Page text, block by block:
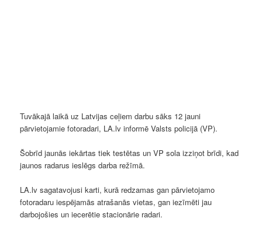
Tuvākajā laikā uz Latvijas ceļiem darbu sāks 12 jauni
pārvietojamie fotoradari, LA.lv informē Valsts policijā (VP).
Šobrīd jaunās iekārtas tiek testētas un VP sola izziņot brīdi, kad
jaunos radarus ieslēgs darba režīmā.
LA.lv sagatavojusi karti, kurā redzamas gan pārvietojamo
fotoradaru iespējamās atrašanās vietas, gan iezīmēti jau
darbojošies un iecerētie stacionārie radari.